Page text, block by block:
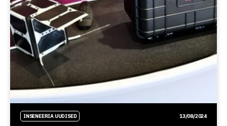
INSENEERIA UUDISED 13/08/2024